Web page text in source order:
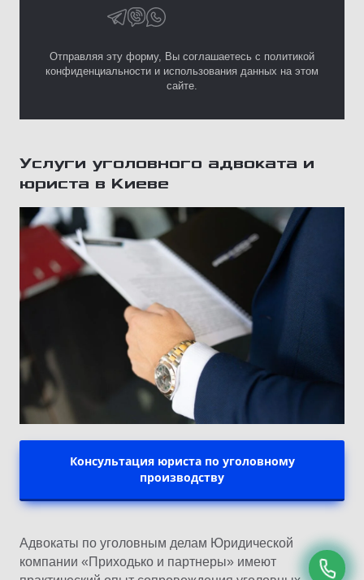
Отправляя эту форму, Вы соглашаетесь с политикой
конфиденциальности и использования данных на этом
сайте.
Услуги уголовного адвоката и
юриста в Киеве
Консультация юриста по уголовному
производству
Адвокаты по уголовным делам Юридической
компании «Приходько и партнеры» имеют